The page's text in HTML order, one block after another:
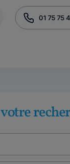
01 75 75
votre